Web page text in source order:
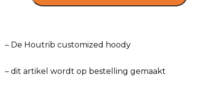
– De Houtrib customized hoody
– dit artikel wordt op bestelling gemaakt